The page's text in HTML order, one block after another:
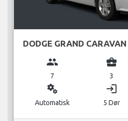
DODGE GRAND CARAVAN
group
7
business_center
3
miscellaneous_services
Automatisk
login
5 Dør